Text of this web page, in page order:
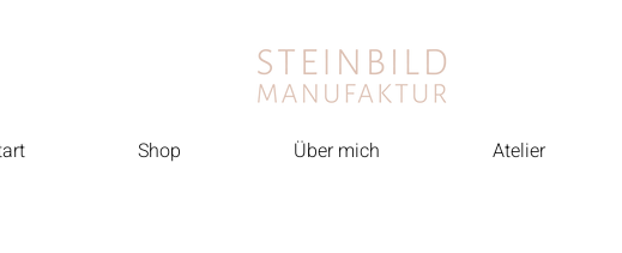
Shop Über mich Atelier